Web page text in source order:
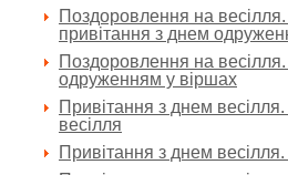
Поздоровлення на
привітання з днем
Поздоровлення на
одруженням у віршах
Привітання з днем
весілля
Привітання з днем